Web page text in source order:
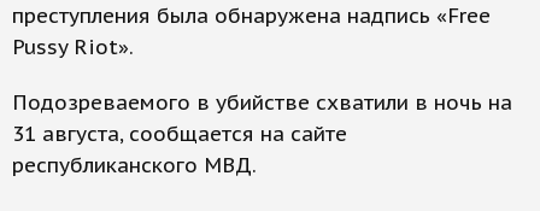
преступления была обнаружена надпись «Free
Pussy Riot».
Подозреваемого в убийстве схватили в ночь на
31 августа, сообщается на сайте
республиканского МВД.